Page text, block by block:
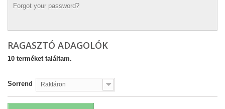
Forgot your password?
RAGASZTÓ ADAGOLÓK
10 terméket találtam.
Sorrend Raktáron